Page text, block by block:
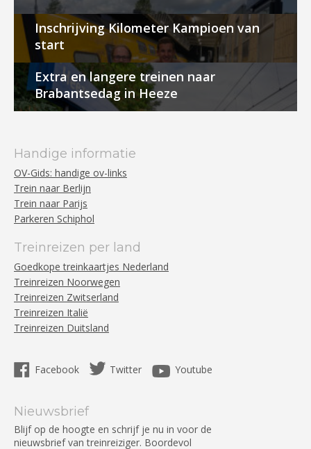
Inschrijving Kilometer Kampioen van
start
Extra en langere treinen naar
Brabantsedag in Heeze
Handige informatie
OV-Gids: handige ov-links
Trein naar Berlijn
Trein naar Parijs
Parkeren Schiphol
Treinreizen per land
Goedkope treinkaartjes Nederland
Treinreizen Noorwegen
Treinreizen Zwitserland
Treinreizen Italië
Treinreizen Duitsland
Facebook Twitter Youtube
Nieuwsbrief
Blijf op de hoogte en schrijf je nu in voor de
nieuwsbrief van treinreiziger. Boordevol